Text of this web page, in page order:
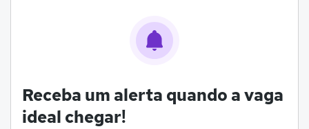
Receba um alerta quando a vaga
ideal chegar!